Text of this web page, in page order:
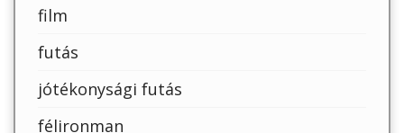
film
futás
jótékonysági futás
félironman